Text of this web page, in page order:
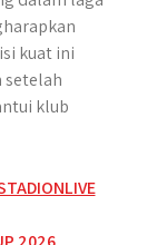
kuat ini
setelah
klub